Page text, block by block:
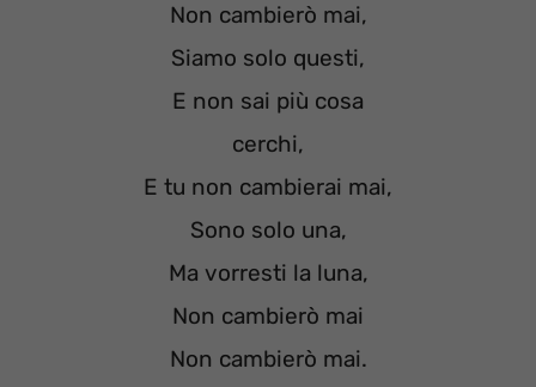
Non cambierò mai,
Siamo solo questi,
E non sai più cosa
cerchi,
E tu non cambierai mai,
Sono solo una,
Ma vorresti la luna,
Non cambierò mai
Non cambierò mai.